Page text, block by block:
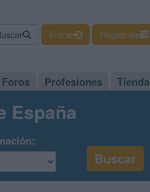
Entrar Regístrate
Foros Profesiones Tienda
España